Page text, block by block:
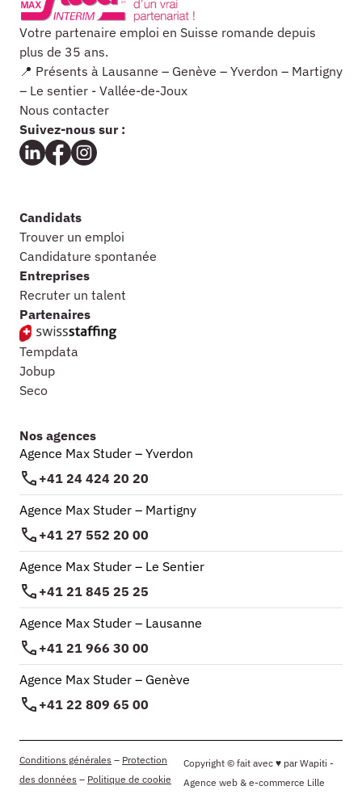
Votre partenaire emploi en Suisse romande depuis
plus de 35 ans.
📍 Présents à Lausanne – Genève – Yverdon – Martigny
– Le sentier - Vallée-de-Joux
Nous contacter
Suivez-nous sur :
Candidats
Trouver un emploi
Candidature spontanée
Entreprises
Recruter un talent
Partenaires
Tempdata
Jobup
Seco
Nos agences
Agence Max Studer – Yverdon
+41 24 424 20 20
Agence Max Studer – Martigny
+41 27 552 20 00
Agence Max Studer – Le Sentier
+41 21 845 25 25
Agence Max Studer – Lausanne
+41 21 966 30 00
Agence Max Studer – Genève
+41 22 809 65 00
Conditions générales – Protection
des données – Politique de cookie
Copyright © fait avec ♥ par Wapiti -
Agence web & e-commerce Lille